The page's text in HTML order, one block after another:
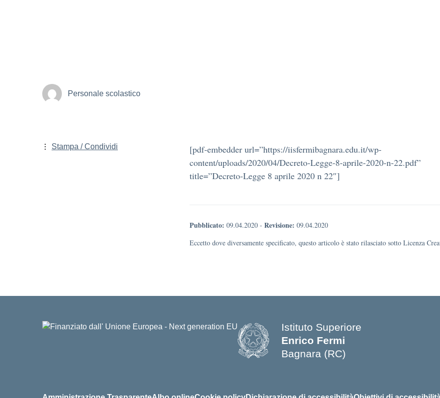
Personale scolastico
[pdf-embedder url=”https://iisfermibagnara.edu.it/wp-
content/uploads/2020/04/Decreto-Legge-8-aprile-2020-n-22.pdf”
title=”Decreto-Legge 8 aprile 2020 n 22″]
Pubblicato: 09.04.2020 - Revisione: 09.04.2020
Eccetto dove diversamente specificato, questo articolo è stato rilasciato sotto Licenza
Stampa / Condividi
Istituto Superiore
Enrico Fermi
Bagnara (RC)